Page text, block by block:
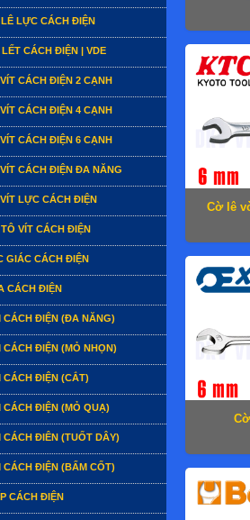
LỰC CÁCH ĐIỆN
LẾT CÁCH ĐIỆN | VDE
CÁCH ĐIỆN 2 CẠNH
CÁCH ĐIỆN 4 CẠNH
CÁCH ĐIỆN 6 CẠNH
CÁCH ĐIỆN ĐA NĂNG
LỰC CÁCH ĐIỆN
VÍT CÁCH ĐIỆN
GIÁC CÁCH ĐIỆN
CÁCH ĐIỆN
CÁCH ĐIỆN (ĐA NĂNG)
CÁCH ĐIỆN (MỎ NHỌN)
CÁCH ĐIỆN (CẮT)
CÁCH ĐIỆN (MỎ QUẠ)
CÁCH ĐIÊN (TUỐT DÂY)
CÁCH ĐIỆN (BẤM CỐT)
CÁCH ĐIỆN
Cờ lê